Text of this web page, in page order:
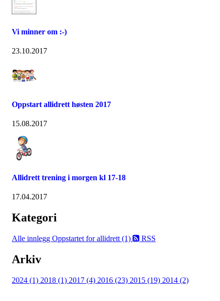
Vi minner om :-)
23.10.2017
Oppstart allidrett høsten 2017
15.08.2017
Allidrett trening i morgen kl 17-18
17.04.2017
Kategori
Alle innlegg Oppstartet for allidrett (1) RSS
Arkiv
2024 (1) 2018 (1) 2017 (4) 2016 (23) 2015 (19) 2014 (2)